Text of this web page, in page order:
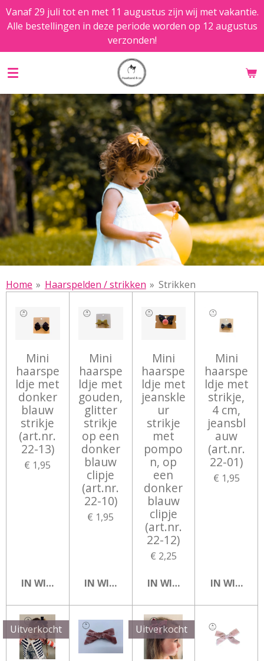
Ga
direct
de
hoofdinhoud
Vanaf 29 juli tot en met 11 augustus zijn wij met vakantie.
Alle bestellingen in deze periode worden op 12 augustus
verzonden!
Home » Haarspelden / strikken » Strikken
Mini
haarspe
ldje met
donker
blauw
strikje
(art.nr.
22-13)
€ 1,95
IN WINKELWAGEN
Mini
haarspe
ldje met
gouden,
glitter
strikje
op een
donker
blauw
clipje
(art.nr.
22-10)
€ 1,95
IN WINKELWAGEN
Mini
haarspe
ldje met
jeanskle
ur
strikje
met
pompo
n, op
een
donker
blauw
clipje
(art.nr.
22-12)
€ 2,25
IN WINKELWAGEN
Mini
haarspe
ldje met
strikje,
4 cm,
jeansbl
auw
(art.nr.
22-01)
€ 1,95
IN
Uitverkocht Uitverkocht